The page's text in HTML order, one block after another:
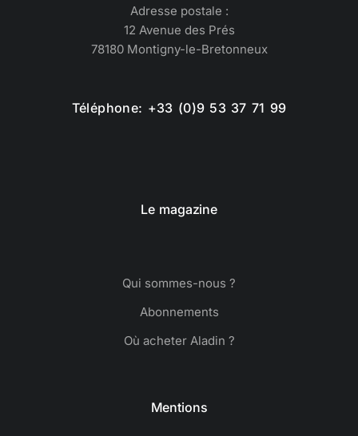
Adresse postale :
12 Avenue des Prés
78180 Montigny-le-Bretonneux
Téléphone: +33 (0)9 53 37 71 99
Le magazine
Qui sommes-nous ?
Abonnements
Où acheter Aladin ?
Mentions